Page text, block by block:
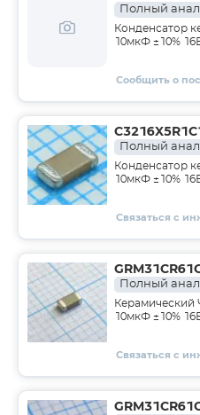
Полный
Конденсатор
10мкФ ±10%
Сообщить о
Полный
Конденсатор
10мкФ ±10%
Связаться с
Полный
Керамический
10мкФ ±10%
Связаться с